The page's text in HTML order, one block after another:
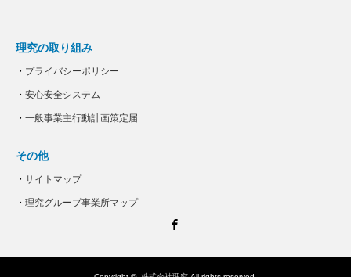
理究の取り組み
・ プライバシーポリシー
・ 安心安全システム
・ 一般事業主行動計画策定届
その他
・ サイトマップ
・ 理究グループ事業所マップ